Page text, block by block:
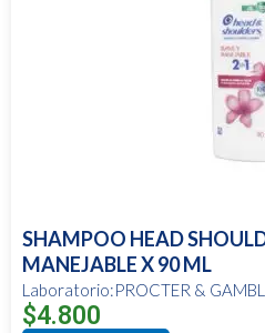
SHAMPOO HEAD
MANEJABLE X 90 ML
Laboratorio:PROCTER &
$4.800